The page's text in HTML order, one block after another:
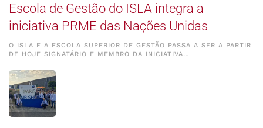
Escola de Gestão do ISLA integra a
iniciativa PRME das Nações Unidas
O ISLA E A ESCOLA SUPERIOR DE GESTÃO PASSA A SER A PARTIR
DE HOJE SIGNATÁRIO E MEMBRO DA INICIATIVA…